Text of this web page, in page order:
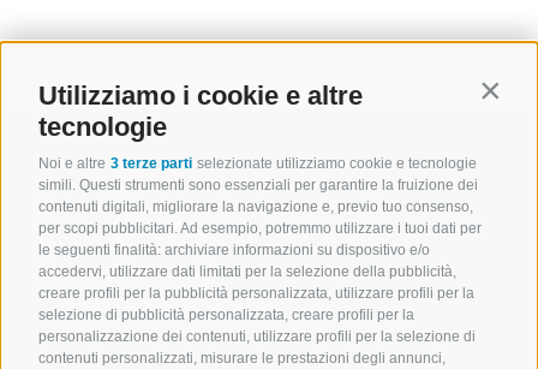
Utilizziamo i cookie e altre
tecnologie
Noi e altre 3 terze parti selezionate utilizziamo cookie e tecnologie
simili. Questi strumenti sono essenziali per garantire la fruizione dei
contenuti digitali, migliorare la navigazione e, previo tuo consenso,
per scopi pubblicitari. Ad esempio, potremmo utilizzare i tuoi dati per
le seguenti finalità: archiviare informazioni su dispositivo e/o
accedervi, utilizzare dati limitati per la selezione della pubblicità,
creare profili per la pubblicità personalizzata, utilizzare profili per la
selezione di pubblicità personalizzata, creare profili per la
personalizzazione dei contenuti, utilizzare profili per la selezione di
contenuti personalizzati, misurare le prestazioni degli annunci,